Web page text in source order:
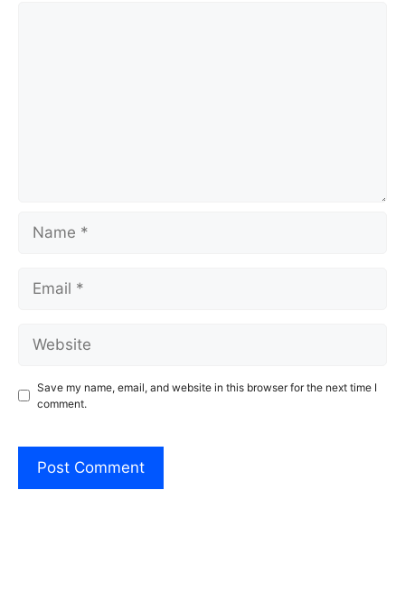
Save my name, email, and website in this browser for the next time I
comment.